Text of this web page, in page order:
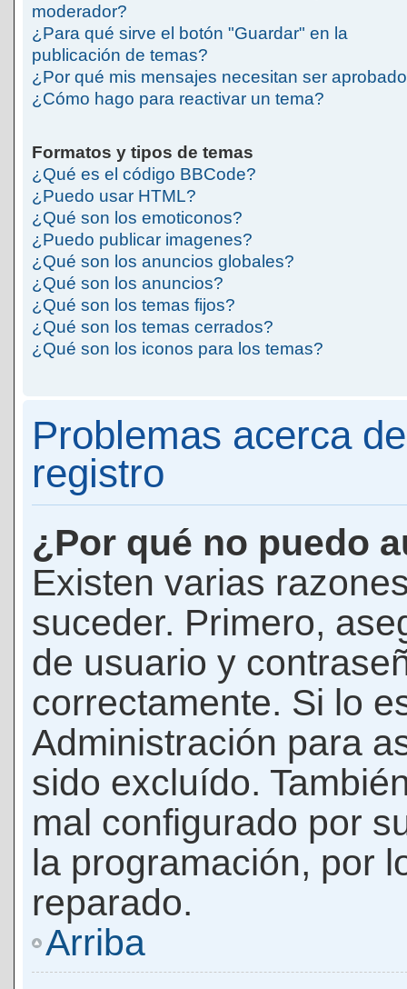
moderador?
¿Para qué sirve el botón "Guardar" en la
publicación de temas?
¿Por qué mis mensajes necesitan ser
¿Cómo hago para reactivar un tema?
Formatos y tipos de temas
¿Qué es el código BBCode?
¿Puedo usar HTML?
¿Qué son los emoticonos?
¿Puedo publicar imagenes?
¿Qué son los anuncios globales?
¿Qué son los anuncios?
¿Qué son los temas fijos?
¿Qué son los temas cerrados?
¿Qué son los iconos para los temas?
Problemas acerca
registro
¿Por qué no puedo
Existen varias
suceder. Primero,
de usuario y
correctamente. Si lo
Administración para
sido excluído.
mal configurado por
la programación, por
reparado.
Arriba